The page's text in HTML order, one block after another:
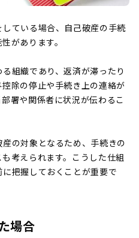
している場合、自己破産の手続
があります。
組織であり、返済が滞ったり
除の停止や手続き上の連絡が
署や関係者に状況が伝わるこ
の対象となるため、手続きの
考えられます。こうした仕組
把握しておくことが重要で
場合